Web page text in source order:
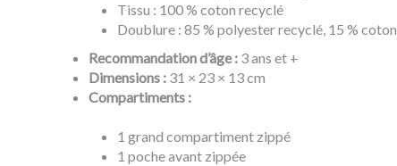
Tissu : 100 % coton recyclé
Doublure : 85 % polyester recyclé, 15 % coton
Recommandation d’âge : 3 ans et +
Dimensions : 31 × 23 × 13 cm
Compartiments :
1 grand compartiment zippé
1 poche avant zippée